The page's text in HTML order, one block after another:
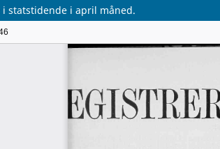
statstidende i april måned.